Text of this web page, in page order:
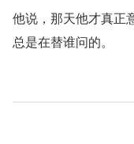
他说，那天他才真
总是在替谁问的。